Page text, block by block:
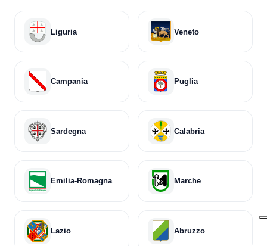
Liguria Veneto
Campania Puglia
Sardegna Calabria
Emilia-Romagna Marche
Lazio Abruzzo